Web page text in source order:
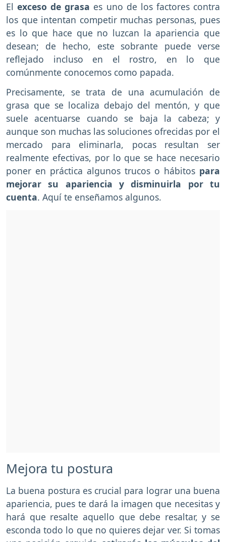
Elexceso de grasa es uno de los factores contra
los que intentan competir muchas personas, pues
es lo que hace que no luzcan la apariencia que
desean; de hecho, este sobrante puede verse
reflejado incluso en el rostro, en lo que
comúnmente conocemos como papada.
Precisamente, se trata de una acumulación de
grasa que se localiza debajo del mentón, y que
suele acentuarse cuando se baja la cabeza; y
aunque son muchas las soluciones ofrecidas por el
mercado para eliminarla, pocas resultan ser
realmente efectivas, por lo que se hace necesario
poner en práctica algunos trucos o hábitos para
mejorar su apariencia y disminuirla por tu
cuenta. Aquí te enseñamos algunos.
Mejora tu postura
La buena postura es crucial para lograr una buena
apariencia, pues te dará la imagen que necesitas y
hará que resalte aquello que debe resaltar, y se
esconda todo lo que no quieres dejar ver. Si tomas